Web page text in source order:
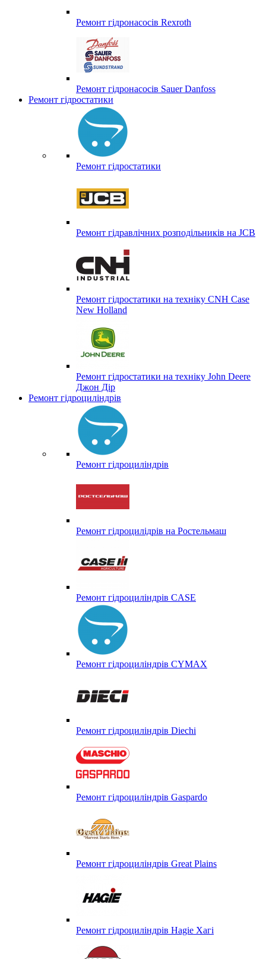
Ремонт гідронасосів Rexroth
Ремонт гідронасосів Sauer Danfoss
Ремонт гідростатики
Ремонт гідростатики
Ремонт гідравлічних розподільників на JCB
Ремонт гідростатики на техніку CNH Case
New Holland
Ремонт гідростатики на техніку John Deere
Джон Дір
Ремонт гідроциліндрів
Ремонт гідроциліндрів
Ремонт гідроцилідрів на Ростельмаш
Ремонт гідроциліндрів CASE
Ремонт гідроциліндрів CYMAX
Ремонт гідроциліндрів Diechi
Ремонт гідроциліндрів Gaspardo
Ремонт гідроциліндрів Great Plains
Ремонт гідроциліндрів Hagie Хагі